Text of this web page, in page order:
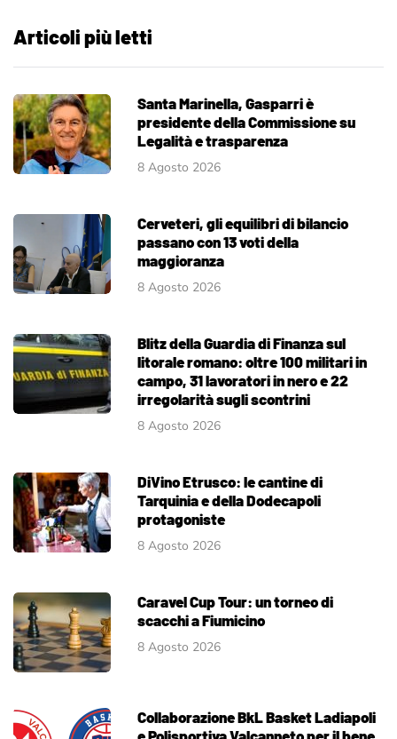
Articoli più letti
Santa Marinella, Gasparri è
presidente della Commissione su
Legalità e trasparenza
8 Agosto 2026
Cerveteri, gli equilibri di bilancio
passano con 13 voti della
maggioranza
8 Agosto 2026
Blitz della Guardia di Finanza sul
litorale romano: oltre 100 militari in
campo, 31 lavoratori in nero e 22
irregolarità sugli scontrini
8 Agosto 2026
DiVino Etrusco: le cantine di
Tarquinia e della Dodecapoli
protagoniste
8 Agosto 2026
Caravel Cup Tour: un torneo di
scacchi a Fiumicino
8 Agosto 2026
Collaborazione BkL Basket Ladiapoli